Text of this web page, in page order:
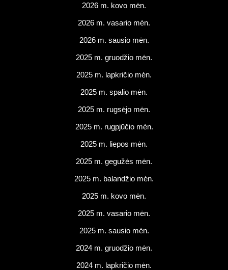
2026 m. kovo mėn.
2026 m. vasario mėn.
2026 m. sausio mėn.
2025 m. gruodžio mėn.
2025 m. lapkričio mėn.
2025 m. spalio mėn.
2025 m. rugsėjo mėn.
2025 m. rugpjūčio mėn.
2025 m. liepos mėn.
2025 m. gegužės mėn.
2025 m. balandžio mėn.
2025 m. kovo mėn.
2025 m. vasario mėn.
2025 m. sausio mėn.
2024 m. gruodžio mėn.
2024 m. lapkričio mėn.